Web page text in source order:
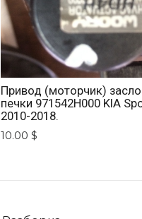
Привод (моторчик)
печки 971542H000 KIA
2010-2018.
10.00 $